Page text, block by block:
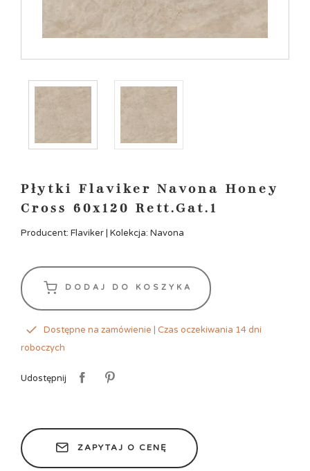
Płytki Flaviker Navona Honey
Cross 60x120 Rett.Gat.1
Producent: Flaviker | Kolekcja: Navona
DODAJ DO KOSZYKA
Dostępne na zamówienie | Czas oczekiwania 14 dni
roboczych
Udostępnij
ZAPYTAJ O CENĘ